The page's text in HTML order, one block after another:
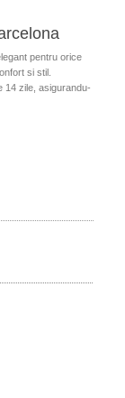
pentru orice
si stil.
14 zile, asigurandu-